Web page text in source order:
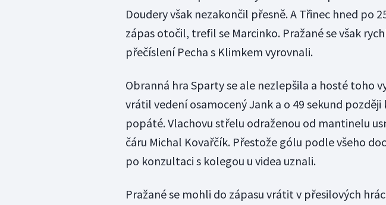
Doudery však nezakončil přesně. A Třinec hned po
zápas otočil, trefil se Marcinko. Pražané se však
přečíslení Pecha s Klimkem vyrovnali.
Obranná hra Sparty se ale nezlepšila a hosté toho
vrátil vedení osamocený Jank a o 49 sekund
popáté. Vlachovu střelu odraženou od mantinelu
čáru Michal Kovařčík. Přestože gólu podle všeho
po konzultaci s kolegou u videa uznali.
Pražané se mohli do zápasu vrátit v přesilových